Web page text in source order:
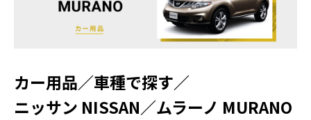
カー用品／車種で探す／
ニッサン NISSAN／ムラーノ MURANO